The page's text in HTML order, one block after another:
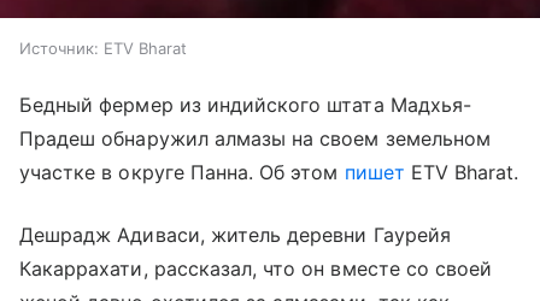
Источник: ETV Bharat
Бедный фермер из индийского штата Мадхья-
Прадеш обнаружил алмазы на своем земельном
участке в округе Панна. Об этом пишет ETV Bharat.
Дешрадж Адиваси, житель деревни Гаурейя
Какаррахати, рассказал, что он вместе со своей